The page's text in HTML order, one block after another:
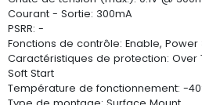
Courant - Sortie: 300mA
PSRR: -
Fonctions de contrôle: Enable, Power
Caractéristiques de protection: Over
Soft Start
Température de fonctionnement: -